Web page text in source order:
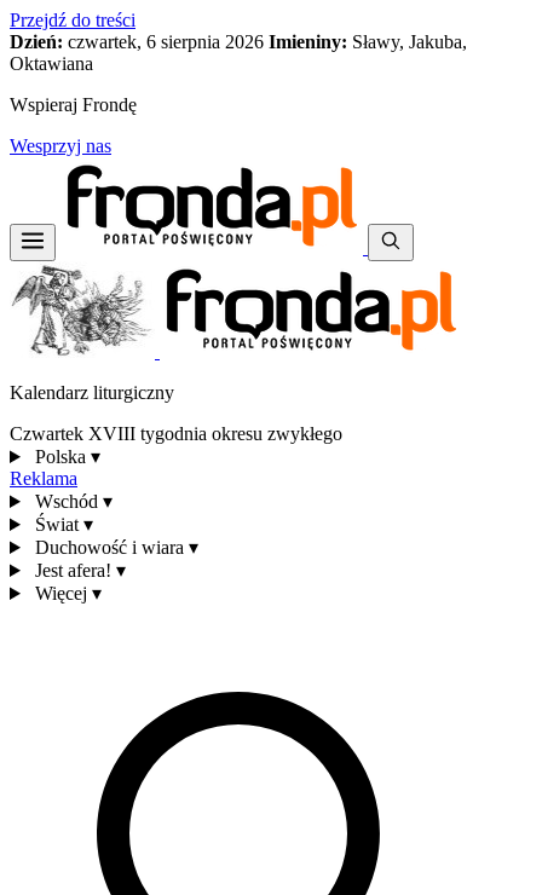
Przejdź do treści
Dzień: czwartek, 6 sierpnia 2026 Imieniny: Sławy, Jakuba,
Oktawiana
Wspieraj Frondę
Wesprzyj nas
Kalendarz liturgiczny
Czwartek XVIII tygodnia okresu zwykłego
Polska ▾
Reklama
Wschód ▾
Świat ▾
Duchowość i wiara ▾
Jest afera! ▾
Więcej ▾